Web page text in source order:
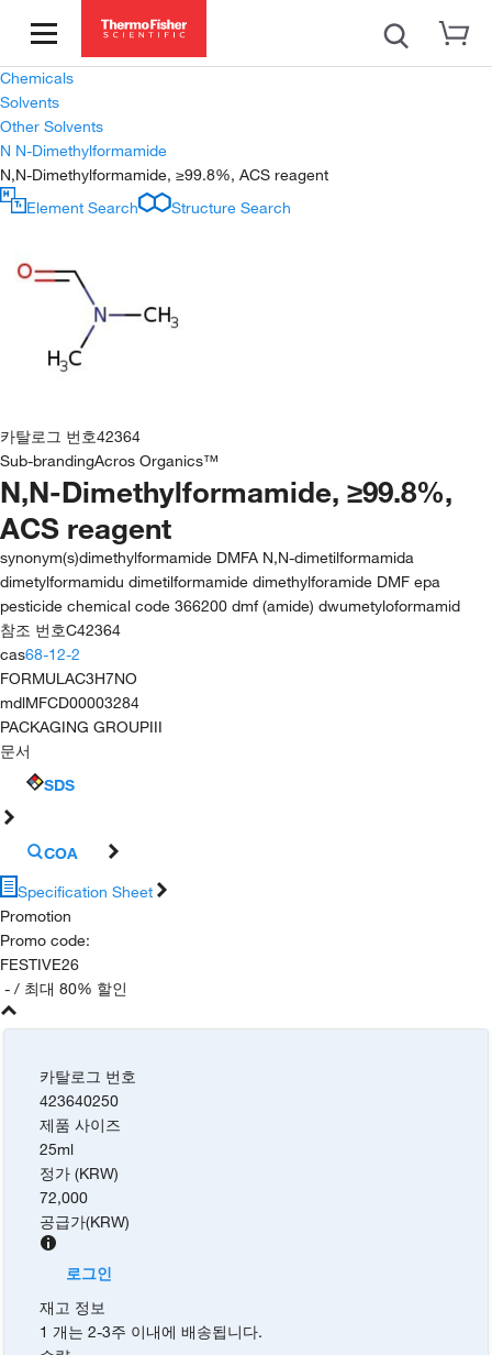
Chemicals
Solvents
Other Solvents
N N-Dimethylformamide
N,N-Dimethylformamide, ≥99.8%, ACS reagent
Element Search
Structure Search
카탈로그 번호42364
Sub-brandingAcros Organics™
N,N-Dimethylformamide, ≥99.8%,
ACS reagent
synonym(s)dimethylformamide DMFA N,N-dimetilformamida
dimetylformamidu dimetilformamide dimethylforamide DMF epa
pesticide chemical code 366200 dmf (amide) dwumetyloformamid
참조 번호C42364
cas68-12-2
FORMULAC3H7NO
mdlMFCD00003284
PACKAGING GROUPIII
문서
SDS
COA
Specification Sheet
Promotion
Promo code:
FESTIVE26
- / 최대 80% 할인
카탈로그 번호
423640250
제품 사이즈
25ml
정가 (KRW)
72,000
공급가(KRW)
로그인
재고 정보
1 개는 2-3주 이내에 배송됩니다.